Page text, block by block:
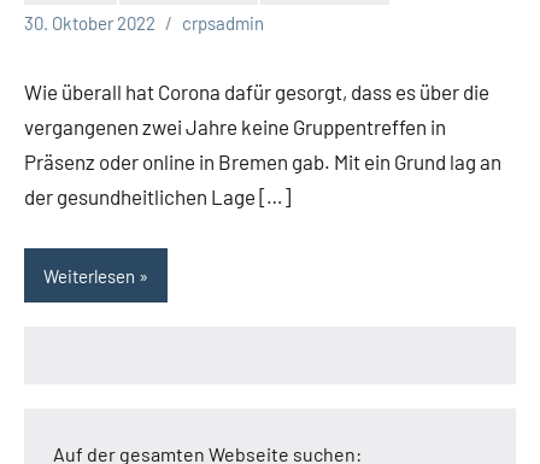
30. Oktober 2022
crpsadmin
Wie überall hat Corona dafür gesorgt, dass es über die
vergangenen zwei Jahre keine Gruppentreffen in
Präsenz oder online in Bremen gab. Mit ein Grund lag an
der gesundheitlichen Lage […]
Weiterlesen
Auf der gesamten Webseite suchen: